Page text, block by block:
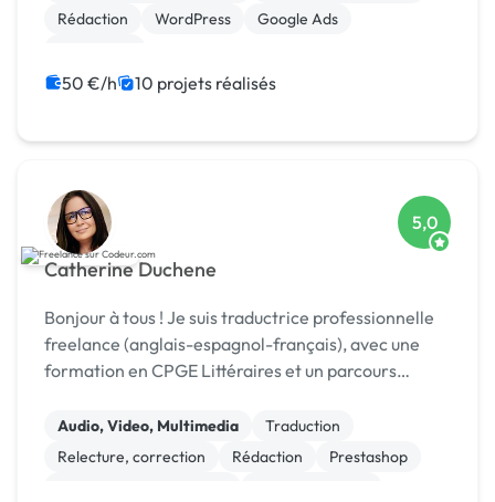
Rédaction
WordPress
Google Ads
50 €/h 10 projets réalisés
Catherine Duchene
5,0
Bonjour à tous ! Je suis traductrice professionnelle
freelance (anglais-espagnol-français), avec une
formation en CPGE Littéraires et un parcours
Passionnée par l’apprentissage et la création, j’ai...
Audio, Video, Multimedia
Traduction
Relecture, correction
Rédaction
Prestashop